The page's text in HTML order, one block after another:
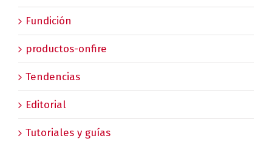
Fundición
productos-onfire
Tendencias
Editorial
Tutoriales y guías